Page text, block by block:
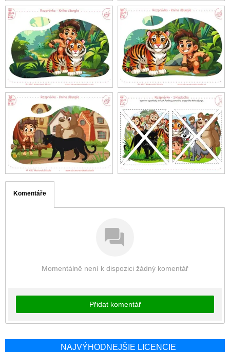
NAJVÝHODNEJŠIE LICENCIE
Komentáře
Momentálně není k dispozici žádný komentář
Přidat komentář